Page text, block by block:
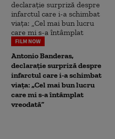
FILM NOW
Antonio Banderas,
declarație surpriză despre
infarctul care i-a schimbat
viața: „Cel mai bun lucru
care mi s-a întâmplat
vreodată”